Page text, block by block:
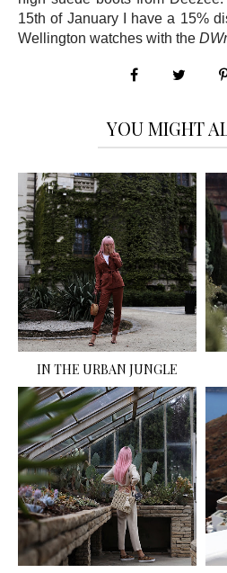
15th of January I have a 15%
Wellington watches with the
YOU MIGHT
IN THE URBAN JUNGLE